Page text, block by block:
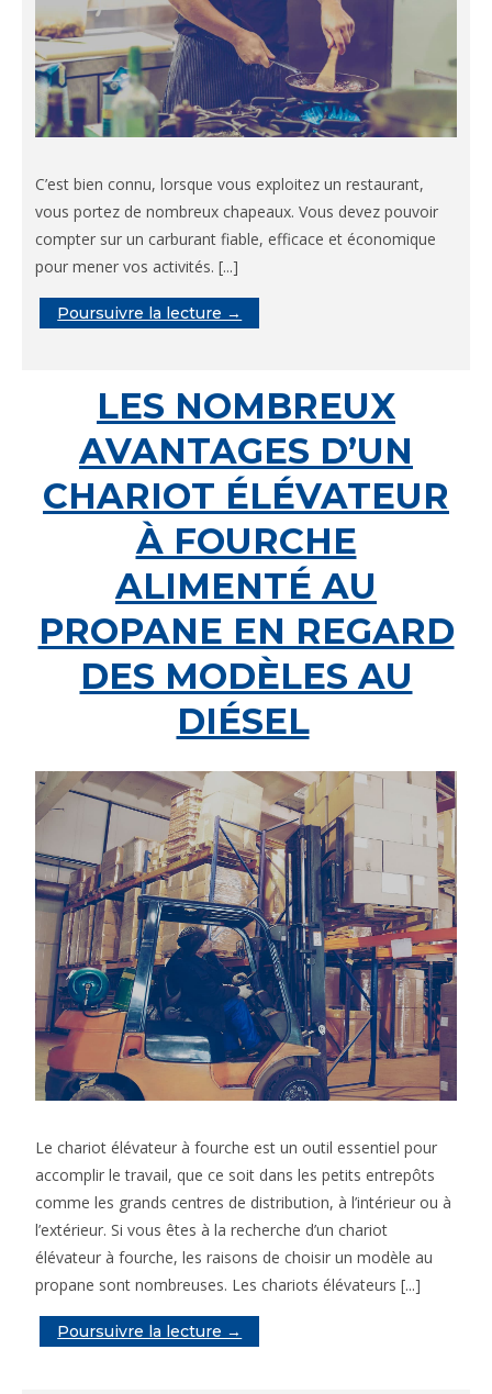
C’est bien connu, lorsque vous exploitez un restaurant,
vous portez de nombreux chapeaux. Vous devez pouvoir
compter sur un carburant fiable, efficace et économique
pour mener vos activités. [...]
Poursuivre la lecture →
LES NOMBREUX
AVANTAGES D’UN
CHARIOT ÉLÉVATEUR
À FOURCHE
ALIMENTÉ AU
PROPANE EN REGARD
DES MODÈLES AU
DIÉSEL
Le chariot élévateur à fourche est un outil essentiel pour
accomplir le travail, que ce soit dans les petits entrepôts
comme les grands centres de distribution, à l’intérieur ou à
l’extérieur. Si vous êtes à la recherche d’un chariot
élévateur à fourche, les raisons de choisir un modèle au
propane sont nombreuses. Les chariots élévateurs [...]
Poursuivre la lecture →